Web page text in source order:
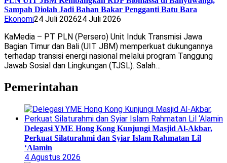
Sampah Diolah Jadi Bahan Bakar Pengganti Batu Bara
Ekonomi24 Juli 202624 Juli 2026
KaMedia – PT PLN (Persero) Unit Induk Transmisi Jawa
Bagian Timur dan Bali (UIT JBM) memperkuat dukungannya
terhadap transisi energi nasional melalui program Tanggung
Jawab Sosial dan Lingkungan (TJSL). Salah…
Pemerintahan
Delegasi YME Hong Kong Kunjungi Masjid Al-Akbar,
Perkuat Silaturahmi dan Syiar Islam Rahmatan Lil
‘Alamin
4 Agustus 2026